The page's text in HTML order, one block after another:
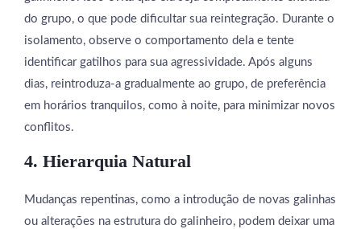
do grupo, o que pode dificultar sua reintegração. Durante o
isolamento, observe o comportamento dela e tente
identificar gatilhos para sua agressividade. Após alguns
dias, reintroduza-a gradualmente ao grupo, de preferência
em horários tranquilos, como à noite, para minimizar novos
conflitos.
4. Hierarquia Natural
Mudanças repentinas, como a introdução de novas galinhas
ou alterações na estrutura do galinheiro, podem deixar uma